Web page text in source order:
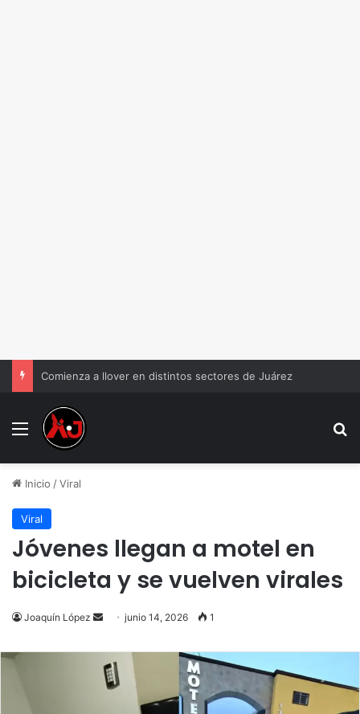
Comienza a llover en distintos sectores de Juárez
Menu
Inicio /Viral
Viral
Jóvenes llegan a motel en
bicicleta y se vuelven virales
Joaquín López
Send
email
junio 14, 2026 1